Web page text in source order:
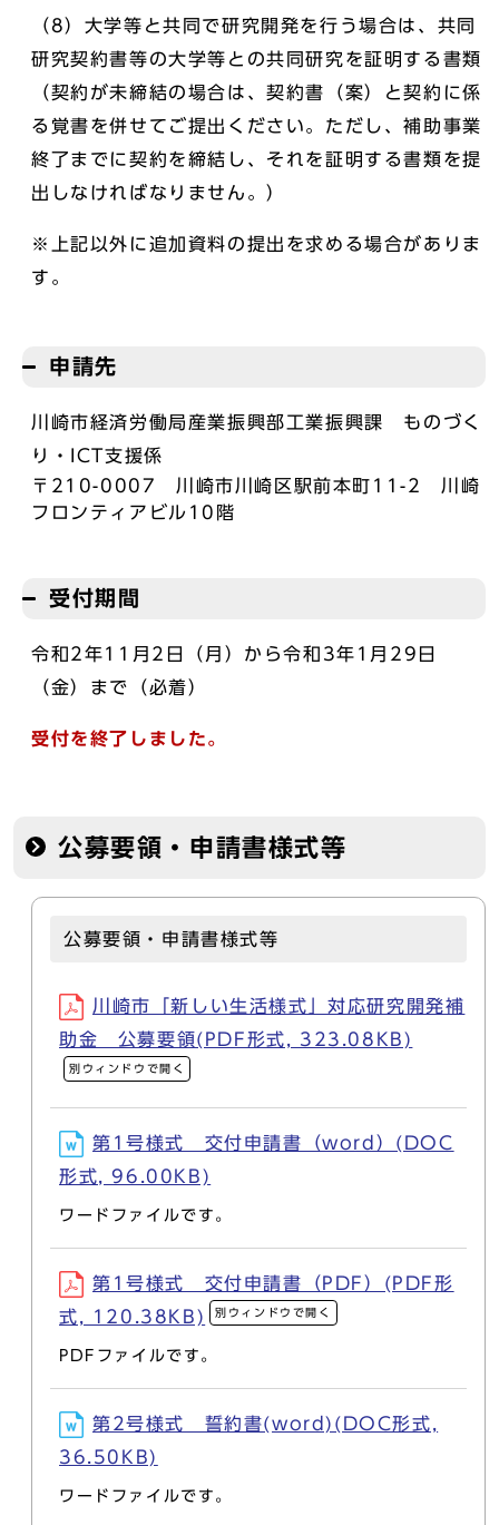
（8）大学等と共同で研究開発を行う場合は、共同
研究契約書等の大学等との共同研究を証明する書類
（契約が未締結の場合は、契約書（案）と契約に係
る覚書を併せてご提出ください。ただし、補助事業
終了までに契約を締結し、それを証明する書類を提
出しなければなりません。）
※上記以外に追加資料の提出を求める場合がありま
す。
申請先
川崎市経済労働局産業振興部工業振興課 ものづく
り・ICT支援係
〒210-0007 川崎市川崎区駅前本町11-2 川崎
フロンティアビル10階
受付期間
令和2年11月2日（月）から令和3年1月29日
（金）まで（必着）
受付を終了しました。
公募要領・申請書様式等
公募要領・申請書様式等
川崎市「新しい生活様式」対応研究開発補
助金 公募要領(PDF形式, 323.08KB)
別ウィンドウで開く
第1号様式 交付申請書（word）(DOC
形式, 96.00KB)
ワードファイルです。
第1号様式 交付申請書（PDF）(PDF形
式, 120.38KB)
別ウィンドウで開く
PDFファイルです。
第2号様式 誓約書(word)(DOC形式,
36.50KB)
ワードファイルです。